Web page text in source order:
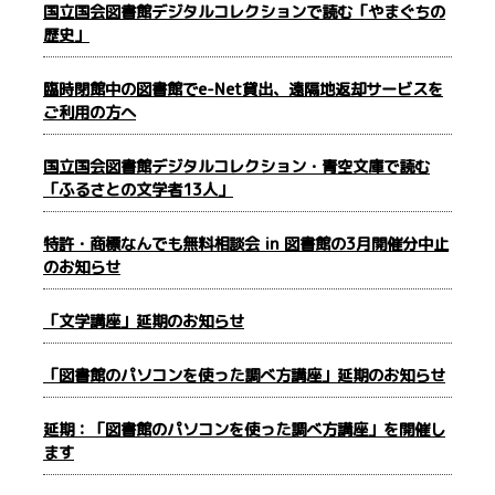
国立国会図書館デジタルコレクションで読む「やまぐちの
歴史」
臨時閉館中の図書館でe-Net貸出、遠隔地返却サービスを
ご利用の方へ
国立国会図書館デジタルコレクション・青空文庫で読む
「ふるさとの文学者13人」
特許・商標なんでも無料相談会 in 図書館の3月開催分中止
のお知らせ
「文学講座」延期のお知らせ
「図書館のパソコンを使った調べ方講座」延期のお知らせ
延期：「図書館のパソコンを使った調べ方講座」を開催し
ます